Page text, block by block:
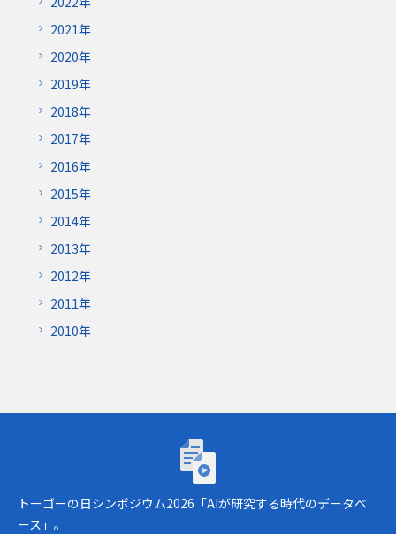
2021年
2020年
2019年
2018年
2017年
2016年
2015年
2014年
2013年
2012年
2011年
2010年
トーゴーの日シンポジウム2026「AIが研究
トーゴーの日シンポジウム2026「AIが研究する時代のデータベ
ース」。